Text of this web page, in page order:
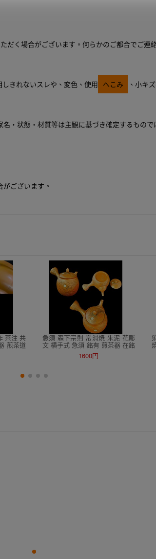
く場合がございます。何らかのご都合でご連
きれないスレや、変色、使用 へこみ
、小キ
・状態・材質等は主観に基づき確定するもので
ございます。
茶注 共
煎茶道
急須 朱
在銘 煎
急須 森下宗則 常滑焼 朱泥 花彫
文 横手式 急須 銘有 煎茶器 在銘
茶注 煎茶道具 茶道具 茶器 古美
1600円